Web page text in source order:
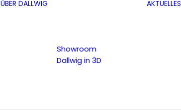
ÜBER DALLWIG
Showroom
Dallwig in 3D
AKTUELLES